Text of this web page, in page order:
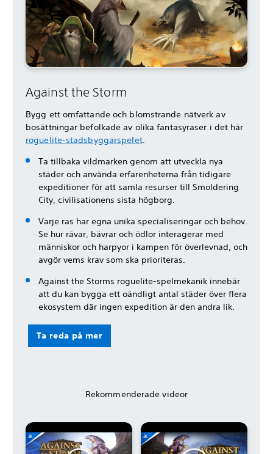
Against the Storm
Bygg ett omfattande och blomstrande nätverk av
bosättningar befolkade av olika fantasyraser i det här
roguelite-stadsbyggarspelet.
Ta tillbaka vildmarken genom att utveckla nya
städer och använda erfarenheterna från tidigare
expeditioner för att samla resurser till Smoldering
City, civilisationens sista högborg.
Varje ras har egna unika specialiseringar och behov.
Se hur rävar, bävrar och ödlor interagerar med
människor och harpyor i kampen för överlevnad, och
avgör vems krav som ska prioriteras.
Against the Storms roguelite-spelmekanik innebär
att du kan bygga ett oändligt antal städer över flera
ekosystem där ingen expedition är den andra lik.
Ta reda på mer
Rekommenderade videor